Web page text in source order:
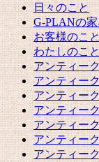
日々のこと
G-PLANの
お客様のこと
わたしのこと
アンティー
アンティー
アンティー
アンティー
アンティー
アンティー
アンティー